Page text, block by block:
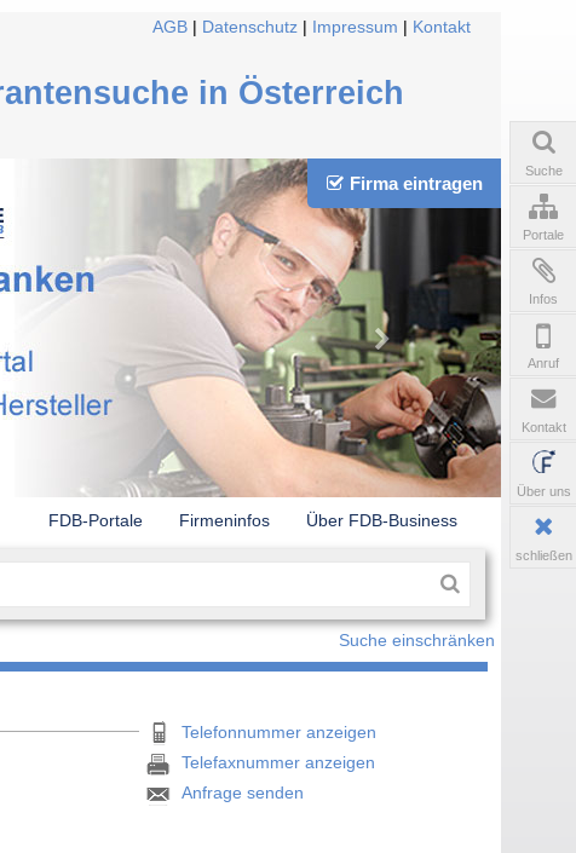
AGB Datenschutz Impressum Kontakt
in Österreich
Firma eintragen
FDB-Portale Firmeninfos Über FDB-Business
Suche einschränken
Telefonnummer anzeigen
Telefaxnummer anzeigen
Anfrage senden
Suche
Portale
Infos
Anruf
Kontakt
Über uns
schließen